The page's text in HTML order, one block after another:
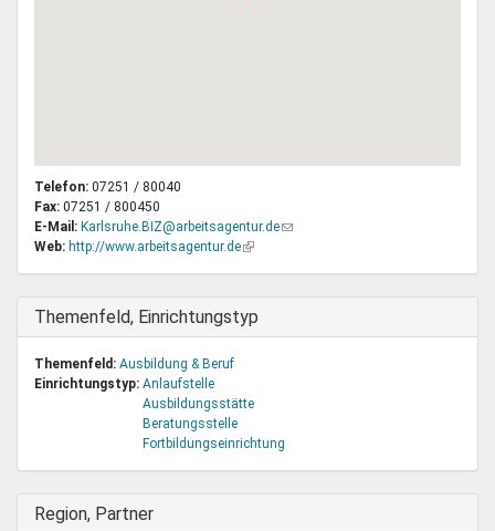
Telefon: 07251 / 80040
Fax: 07251 / 800450
E-Mail: Karlsruhe.BIZ@arbeitsagentur.de(Link
Web: http://www.arbeitsagentur.de(Link
Ausblenden
Themenfeld, Einrichtungstyp
Themenfeld: Ausbildung & Beruf
Einrichtungstyp: Anlaufstelle
Ausbildungsstätte
Beratungsstelle
Fortbildungseinrichtung
Ausblenden
Region, Partner